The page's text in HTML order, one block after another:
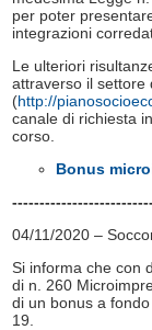
per poter
integrazioni
Le ulteriori
attraverso il settore
(http://
canale di richiesta
corso.
Bonus
04/11/2020 –
Si informa che con
di n. 260
di un bonus a
19.